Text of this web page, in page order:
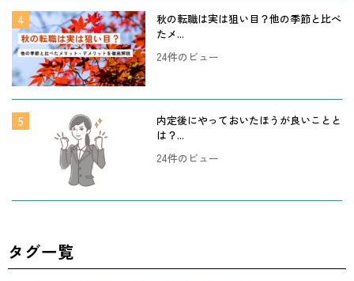
秋の転職は実は狙い目？他の季節と比べ
たメ...
24件のビュー
内定後にやっておいたほうが良いことと
は？...
24件のビュー
タグ一覧